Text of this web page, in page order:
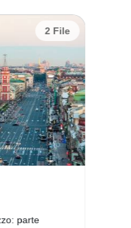
2 File
parte